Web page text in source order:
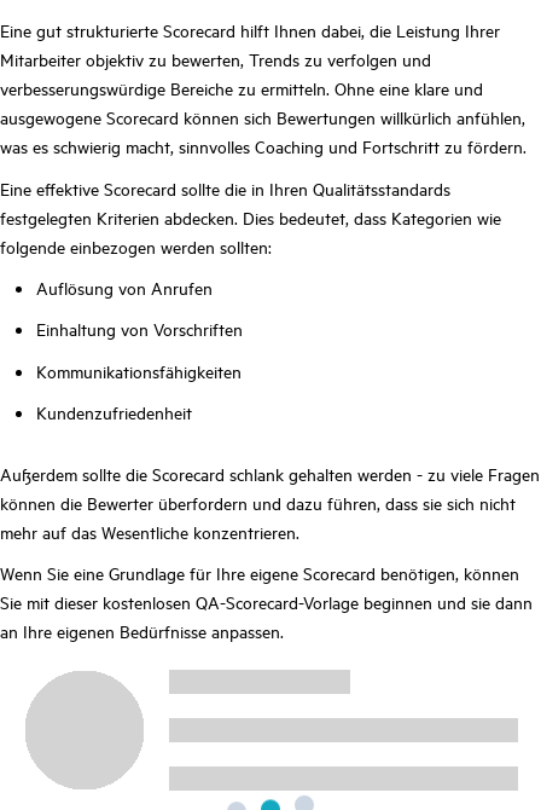
Eine gut strukturierte Scorecard hilft Ihnen dabei, die Leistung Ihrer
Mitarbeiter objektiv zu bewerten, Trends zu verfolgen und
verbesserungswürdige Bereiche zu ermitteln. Ohne eine klare und
ausgewogene Scorecard können sich Bewertungen willkürlich anfühlen,
was es schwierig macht, sinnvolles Coaching und Fortschritt zu fördern.
Eine effektive Scorecard sollte die in Ihren Qualitätsstandards
festgelegten Kriterien abdecken. Dies bedeutet, dass Kategorien wie
folgende einbezogen werden sollten:
Auflösung von Anrufen
Einhaltung von Vorschriften
Kommunikationsfähigkeiten
Kundenzufriedenheit
Außerdem sollte die Scorecard schlank gehalten werden - zu viele Fragen
können die Bewerter überfordern und dazu führen, dass sie sich nicht
mehr auf das Wesentliche konzentrieren.
Wenn Sie eine Grundlage für Ihre eigene Scorecard benötigen, können
Sie mit dieser kostenlosen QA-Scorecard-Vorlage beginnen und sie dann
an Ihre eigenen Bedürfnisse anpassen.